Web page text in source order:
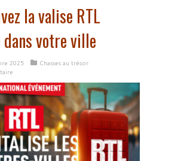
la valise RTL
dans votre ville
2025
Chasses au trésor